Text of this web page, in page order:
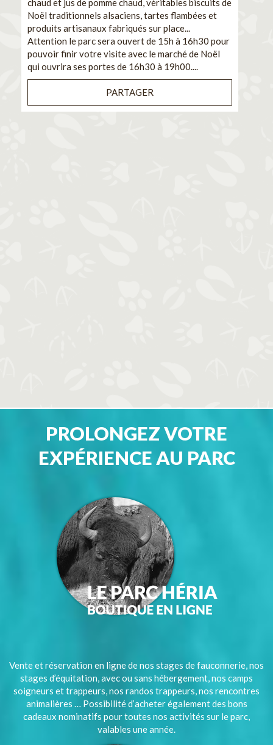
chaud et jus de pomme chaud, véritables biscuits de
Noël traditionnels alsaciens, tartes flambées et
produits artisanaux fabriqués sur place...
Attention le parc sera ouvert de 15h à 16h30 pour
pouvoir finir votre visite avec le marché de Noël
qui ouvrira ses portes de 16h30 à 19h00....
PARTAGER
PROLONGEZ VOTRE
EXPÉRIENCE AU PARC
Vente et réservation en ligne de nos stages de fauconnerie, nos
stages d’équitation, avec ou sans hébergement, nos camps
soigneurs et trappeurs, nos randos trappeurs, nos rencontres
animalières … Possibilité d’acheter également des bons
cadeaux nominatifs pour toutes nos activités sur le parc,
valables une année.